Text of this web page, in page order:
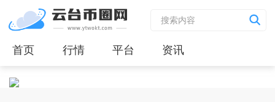
首页 行情 平台 资讯